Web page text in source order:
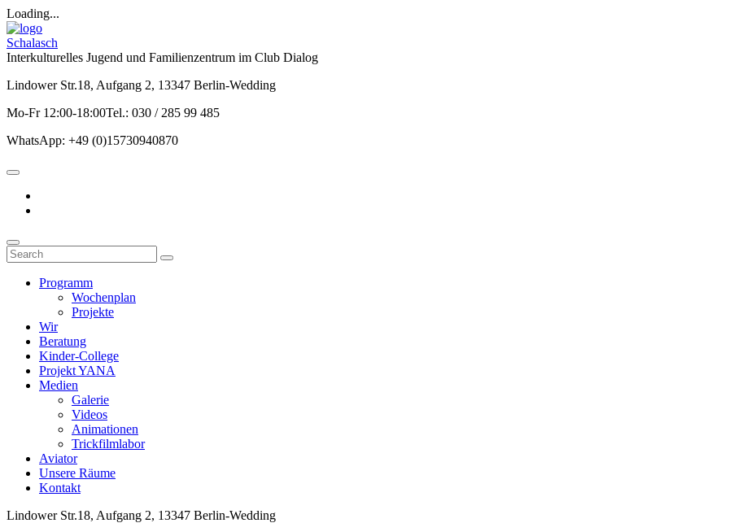
Loading...
Schalasch
Interkulturelles Jugend und Familienzentrum im Club Dialog
Lindower Str.18, Aufgang 2, 13347 Berlin-Wedding
Mo-Fr 12:00-18:00Tel.: 030 / 285 99 485
WhatsApp: +49 (0)15730940870
Programm
Wochenplan
Projekte
Wir
Beratung
Kinder-College
Projekt YANA
Medien
Galerie
Videos
Animationen
Trickfilmlabor
Aviator
Unsere Räume
Kontakt
Lindower Str.18, Aufgang 2, 13347 Berlin-Wedding